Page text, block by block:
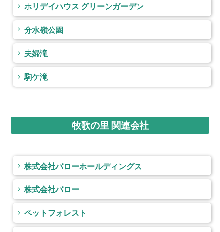
ホリデイハウス グリーンガーデン
分水嶺公園
夫婦滝
駒ケ滝
牧歌の里 関連会社
株式会社バローホールディングス
株式会社バロー
ペットフォレスト